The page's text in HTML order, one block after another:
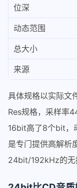
位深
动态范围
总大小
来源
具体规格以实际文
Res规格，采样率
16bit高了8个bit，
是专门提供高解析
24bit/192kHz的无